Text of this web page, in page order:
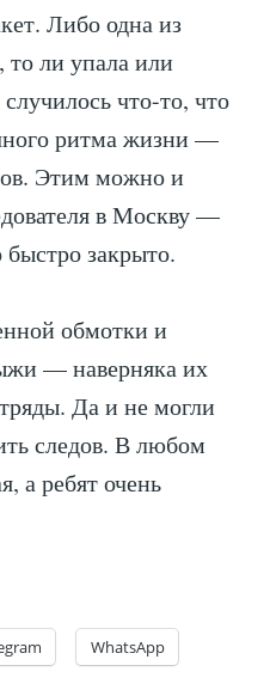
Либо одна из
то ли упала или
что-то, что
ритма жизни —
Этим можно и
в Москву —
закрыто.
обмотки и
— наверняка их
Да и не могли
следов. В любом
а ребят очень
WhatsApp